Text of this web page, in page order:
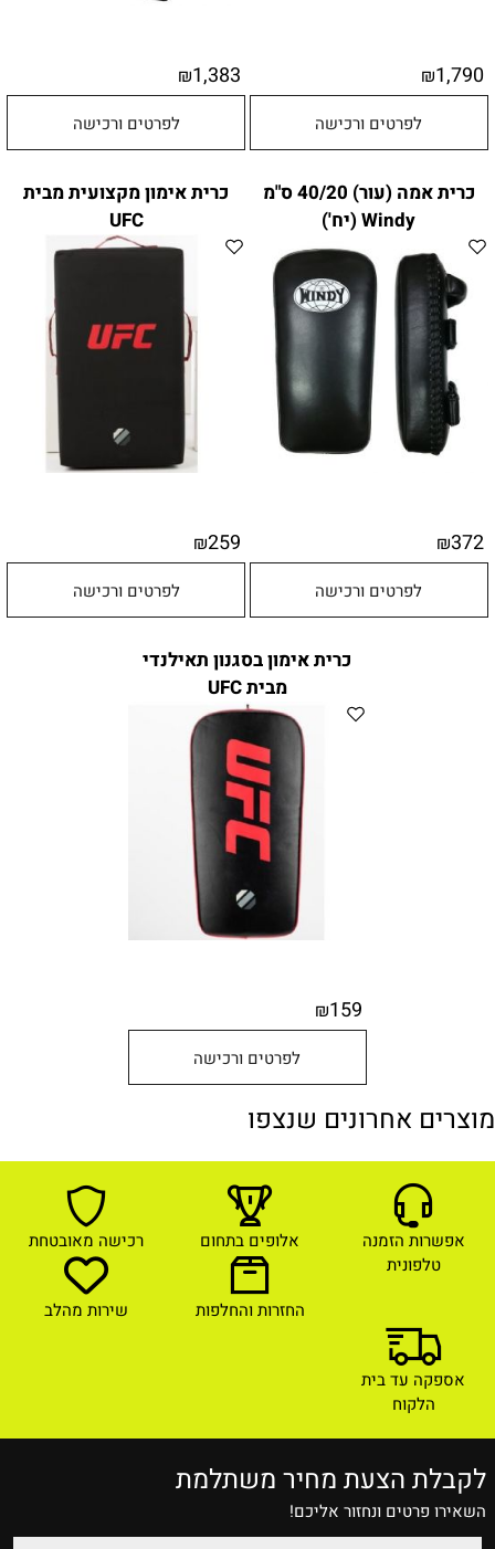
₪1,790
לפרטים ורכישה
₪1,383
לפרטים ורכישה
כרית אמה (עור) 40/20 ס"מ
Windy (יח')
₪372
לפרטים ורכישה
כרית אימון מקצועית מבית
UFC
₪259
לפרטים ורכישה
כרית אימון בסגנון תאילנדי
מבית UFC
₪159
לפרטים ורכישה
מוצרים אחרונים שנצפו
אפשרות הזמנה
טלפונית
אלופים בתחום רכישה מאובטחת
החזרות והחלפות שירות מהלב
אספקה עד בית
הלקוח
לקבלת הצעת מחיר משתלמת
השאירו פרטים ונחזור אליכם!